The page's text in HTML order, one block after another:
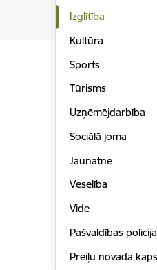
Izglītība
Kultūra
Sports
Tūrisms
Uzņēmējdarbība
Sociālā joma
Jaunatne
Veselība
Vide
Pašvaldības policija
Preiļu novada